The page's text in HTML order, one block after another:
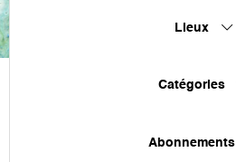
Lieux
Catégories
Abonnements